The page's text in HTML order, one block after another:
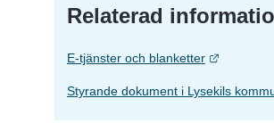
Relaterad
E-tjänster och blanketter Länk till
Styrande dokument i Lysekils